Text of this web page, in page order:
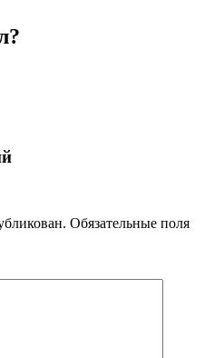
Обязательные поля